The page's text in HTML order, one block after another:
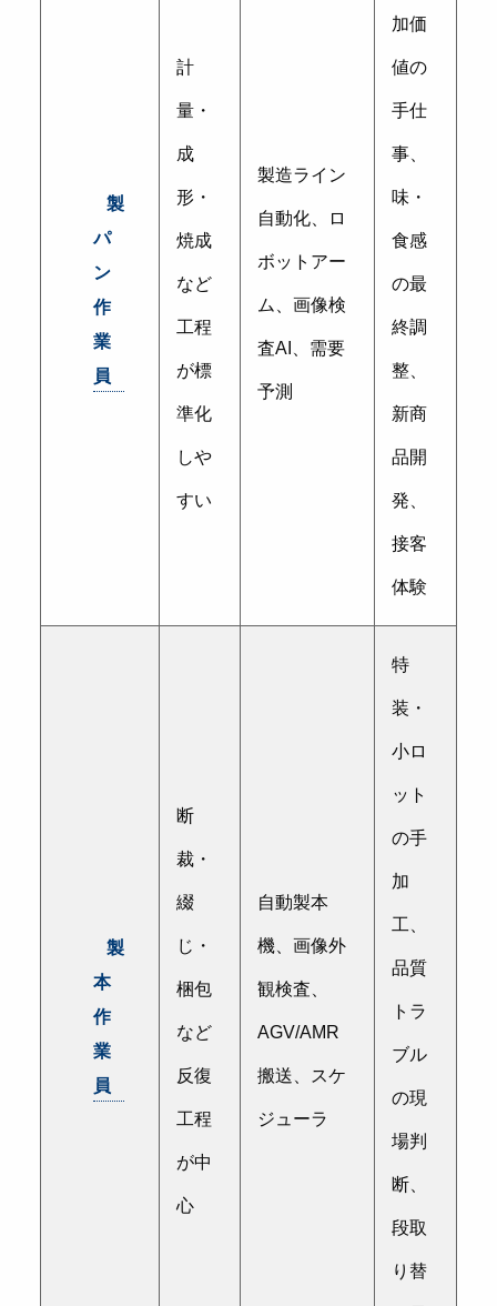
製
パ
ン
作
業
員
計
量・
成
形・
焼成
など
工程
が標
準化
しや
すい
製造ライン
自動化、ロ
ボットアー
ム、画像検
査AI、需要
予測
加価
値の
手仕
事、
味・
食感
の最
終調
整、
新商
品開
発、
接客
体験
製
本
作
業
員
断
裁・
綴
じ・
梱包
など
反復
工程
が中
心
自動製本
機、画像外
観検査、
AGV/AMR
搬送、スケ
ジューラ
特
装・
小ロ
ット
の手
加
工、
品質
トラ
ブル
の現
場判
断、
段取
り替